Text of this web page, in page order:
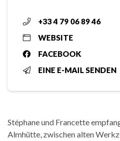
+33 4 79 06 89 46
WEBSITE
FACEBOOK
EINE E-MAIL SENDEN
Stéphane und Francette
Almhütte, zwischen alten